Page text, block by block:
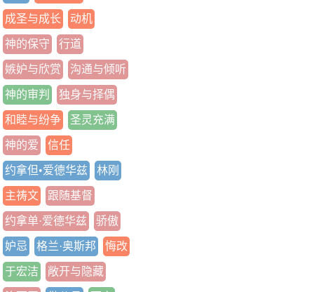
成圣与成长 动机
神的保守 行道
嫉妒与欣赏 沟通与倾听
神的审判 独身与择偶
和睦与纷争 圣灵充满
神的爱 信任
约拿但•爱德华兹 林刚
主祷文 跟随基督
约拿单·爱德华兹 骄傲
妒忌 格兰·奥斯邦 悔改
于宏洁 敞开与隐藏